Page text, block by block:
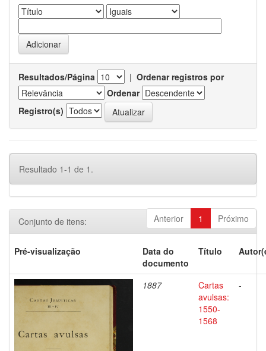
Resultados/Página | Ordenar registros por
Ordenar
Registro(s)
Resultado 1-1 de 1.
Anterior 1 Próximo
Conjunto de itens:
Pré-visualização
Data do
documento
Título
1887
Cartas
avulsas:
1550-
1568
-